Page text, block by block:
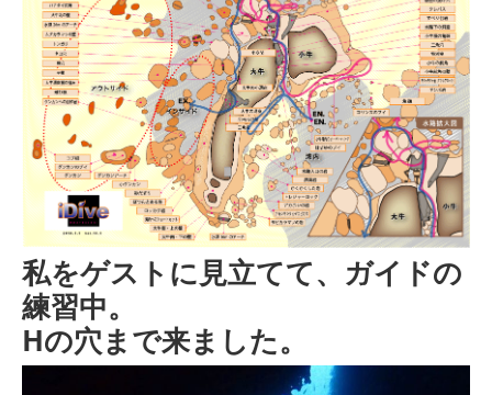
私をゲストに見立てて、ガイドの
練習中。
Hの穴まで来ました。